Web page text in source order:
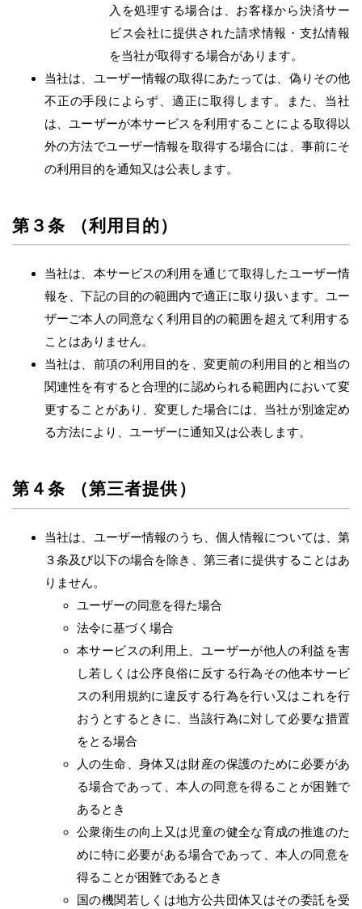
入を処理する場合は、お客様から決済サー
ビス会社に提供された請求情報・支払情報
を当社が取得する場合があります。
当社は、ユーザー情報の取得にあたっては、偽りその他
不正の手段によらず、適正に取得します。また、当社
は、ユーザーが本サービスを利用することによる取得以
外の方法でユーザー情報を取得する場合には、事前にそ
の利用目的を通知又は公表します。
第３条 （利用目的）
当社は、本サービスの利用を通じて取得したユーザー情
報を、下記の目的の範囲内で適正に取り扱います。ユー
ザーご本人の同意なく利用目的の範囲を超えて利用する
ことはありません。
当社は、前項の利用目的を、変更前の利用目的と相当の
関連性を有すると合理的に認められる範囲内において変
更することがあり、変更した場合には、当社が別途定め
る方法により、ユーザーに通知又は公表します。
第４条 （第三者提供）
当社は、ユーザー情報のうち、個人情報については、第
３条及び以下の場合を除き、第三者に提供することはあ
りません。
ユーザーの同意を得た場合
法令に基づく場合
本サービスの利用上、ユーザーが他人の利益を害
し若しくは公序良俗に反する行為その他本サービ
スの利用規約に違反する行為を行い又はこれを行
おうとするときに、当該行為に対して必要な措置
をとる場合
人の生命、身体又は財産の保護のために必要があ
る場合であって、本人の同意を得ることが困難で
あるとき
公衆衛生の向上又は児童の健全な育成の推進のた
めに特に必要がある場合であって、本人の同意を
得ることが困難であるとき
国の機関若しくは地方公共団体又はその委託を受